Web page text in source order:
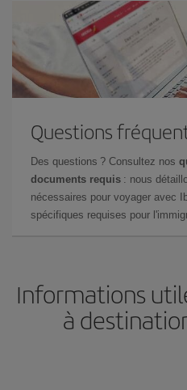
Questions
Des questions ? Consultez nos
documents requis : nous
nécessaires pour voyager avec
spécifiques requises pour
Informations
à